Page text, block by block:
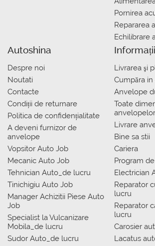
Pornirea
Repararea
Echilibrare
Autoshina
Despre noi
Noutati
Contacte
Condiții de returnare
Politica de confidențialitate
A deveni furnizor de
anvelope
Vopsitor Auto Job
Mecanic Auto Job
Tehnician Auto_de lucru
Tinichigiu Auto Job
Manager Achizitii Piese Auto
Job
Specialist la Vulcanizare
Mobila_de lucru
Sudor Auto_de lucru
Livrarea şi
Сumpăra
Anvelope
Toate
anvelopelor
Livrare
Bine sa stii
Cariera
Program
Electrician
Reparator
lucru
Reparator
lucru
Carosier
Lacatus